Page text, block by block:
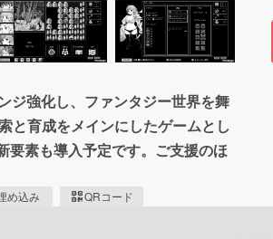
ジ強化し、ファンタジー世界を舞
と育成をメインにしたゲームとし
要素も導入予定です。ご支援のほ
め込み QRコード